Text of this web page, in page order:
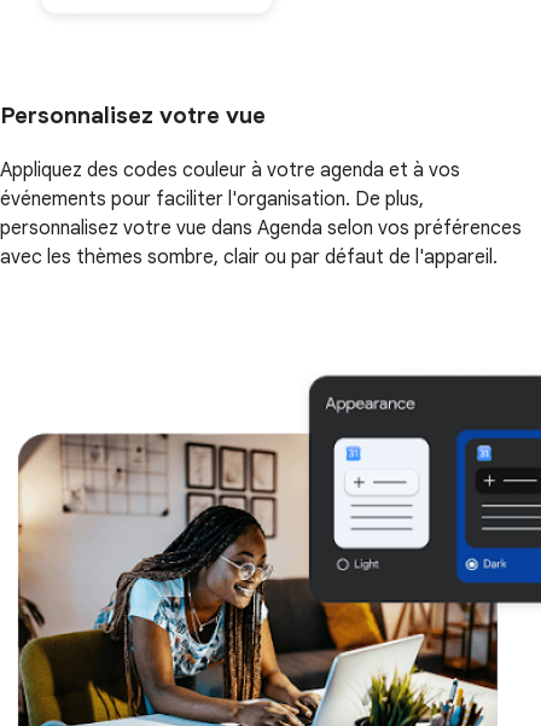
Personnalisez votre vue
Appliquez des codes couleur à votre agenda et à vos
événements pour faciliter l'organisation. De plus,
personnalisez votre vue dans Agenda selon vos préférences
avec les thèmes sombre, clair ou par défaut de l'appareil.